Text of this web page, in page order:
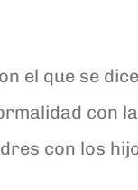
el que se
con
con los